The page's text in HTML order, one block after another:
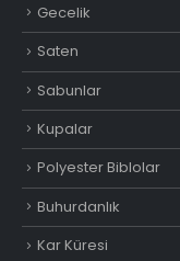
Gecelik
Saten
Sabunlar
Kupalar
Polyester Biblolar
Buhurdanlık
Kar Küresi